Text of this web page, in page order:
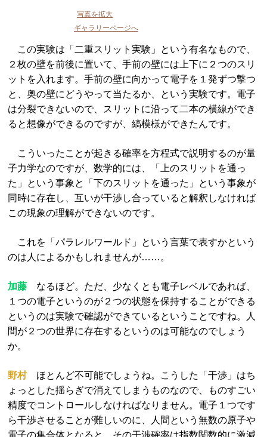
写真を拡大
ギャラリーページへ
この実験は「二重スリット実験」という有名なもので、
２枚の壁を前後に置いて、手前の壁には上下に２つのスリ
ットを入れます。手前の壁に向かって電子を１発ずつ撃つ
と、奥の壁にどうやって当たるか、という実験です。電子
は分裂できないので、スリットに沿って二本の横線ができ
ると想像ができるのですが、縞模様ができたんです。
こういったことが起きる確率を方程式で説明するのが量
子力学なのですが、数学的には、「上のスリットを通っ
た」という事象と「下のスリットを通った」という事象が
同時に存在し、互いが干渉し合っていると解釈しなければ
この現象の理解ができないのです。
これを「パラレルワールド」という言葉で表すかという
のは人によるかもしれませんが……。
加藤 なるほど。ただ、少なくとも電子レベルであれば、
１つの電子というのが２つの状態を保持することができる
というのは実験で確認ができているということですね。人
間が２つの世界に存在するというのは可能なのでしょう
か。
野村ほとんど不可能でしょうね。こうした「干渉」はち
ょっとした揺らぎで消えてしまうものなので、ものすごい
精度でコントロールしなければなりません。電子１つです
ら干渉させることが難しいのに、人間という無数の原子や
電子の集合体となると、その干渉確率は指数関数的に激減